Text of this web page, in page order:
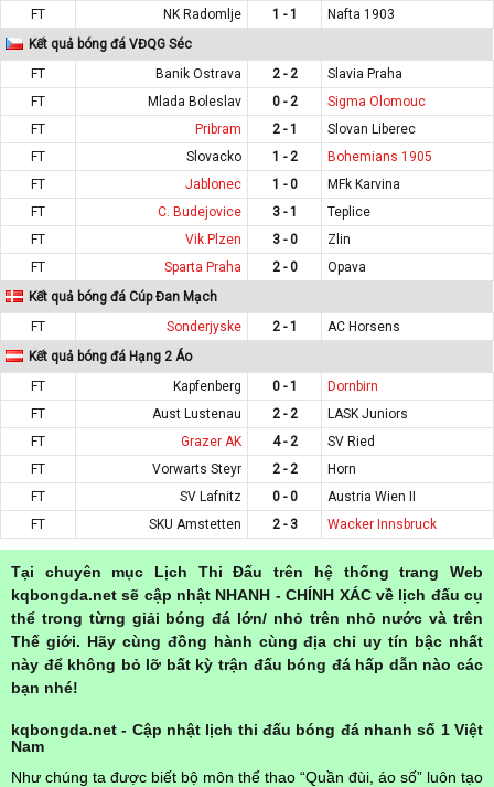
FT NK Radomlje 1 - 1
Nafta 1903
Kết quả bóng đá VĐQG Séc
FT
Banik Ostrava 2 - 2
Slavia Praha
FT
Mlada Boleslav 0 - 2
Sigma Olomouc
FT
Pribram 2 - 1
Slovan Liberec
FT
Slovacko 1 - 2
Bohemians 1905
FT
Jablonec 1 - 0
MFk Karvina
FT
C. Budejovice 3 - 1
Teplice
FT
Vik.Plzen 3 - 0
Zlin
FT
Sparta Praha 2 - 0
Opava
Kết quả bóng đá Cúp Đan Mạch
FT
Sonderjyske 2 - 1
AC Horsens
Kết quả bóng đá Hạng 2 Áo
FT
Kapfenberg 0 - 1
Dornbirn
FT
Aust Lustenau 2 - 2
LASK Juniors
FT
Grazer AK 4 - 2
SV Ried
FT
Vorwarts Steyr 2 - 2
Horn
FT
SV Lafnitz 0 - 0
Austria Wien II
FT
SKU Amstetten 2 - 3 Wacker Innsbruck
Tại chuyên mục Lịch Thi Đấu trên hệ thống trang Web
kqbongda.net sẽ cập nhật NHANH - CHÍNH XÁC về lịch đấu cụ
thể trong từng giải bóng đá lớn/ nhỏ trên nhỏ nước và trên
Thế giới. Hãy cùng đồng hành cùng địa chỉ uy tín bậc nhất
này để không bỏ lỡ bất kỳ trận đấu bóng đá hấp dẫn nào các
bạn nhé!
kqbongda.net - Cập nhật lịch thi đấu bóng đá nhanh số 1 Việt
Nam
Như chúng ta được biết bộ môn thể thao “Quần đùi, áo số” luôn tạo